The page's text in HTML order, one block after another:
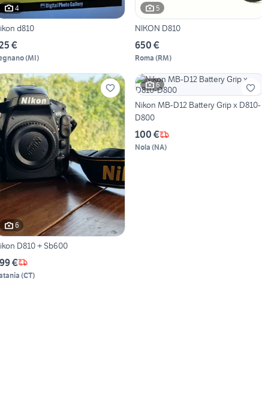
4
d810
€
(MI)
5
NIKON D810
650 €
Roma (RM)
6
D810 + Sb600
€
(CT)
6
Nikon MB-D12 Battery Grip x D810-
D800
100 €
Nola (NA)